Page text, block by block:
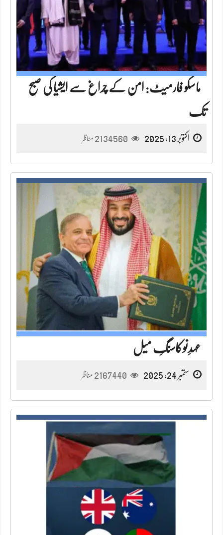
ماسکو فارمیٹ: امن کے چراغ سے ایشیا کی صبح
تک
اکتوبر 13, 2025 2134560 مناظر
عہدِنوکاسنگِ میل
ستمبر 24, 2025 2167440 مناظر